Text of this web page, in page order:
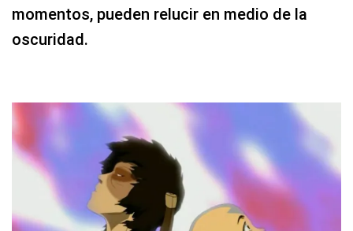
momentos, pueden relucir en medio de la
oscuridad.